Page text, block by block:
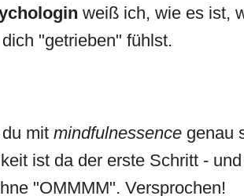
weiß ich, wie es ist,
"getrieben" fühlst.
mit mindfulnessence genau
ist da der erste Schritt -
"OMMMM". Versprochen!